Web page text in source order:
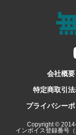
モトローラー製 簡
会社概要
特定商取引
プライバシー
Copyright ©
インボイス登録番号